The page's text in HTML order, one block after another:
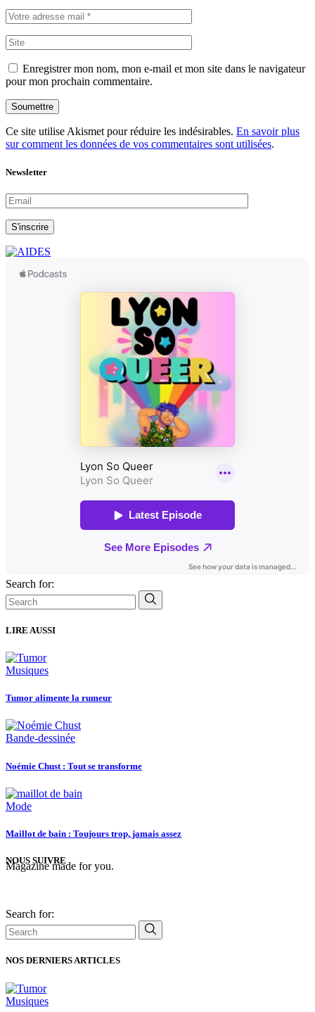
Enregistrer mon nom, mon e-mail et mon site dans le navigateur
pour mon prochain commentaire.
Soumettre
Ce site utilise Akismet pour réduire les indésirables. En savoir plus
sur comment les données de vos commentaires sont utilisées.
Newsletter
S'inscrire
Search for:
LIRE AUSSI
Musiques
Tumor alimente la rumeur
Bande-dessinée
Noémie Chust : Tout se transforme
Mode
Maillot de bain : Toujours trop, jamais assez
NOUS SUIVRE
Magazine made for you.
Search for:
NOS DERNIERS ARTICLES
Musiques